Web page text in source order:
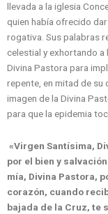
llevada a la iglesia
quien había ofrecido
rogativa. Sus palabras
celestial y exhortando a
Divina Pastora para
repente, en mitad de su
imagen de la Divina
para que la epidemia
«Virgen Santísima,
por el bien y
mía, Divina Pastora,
corazón, cuando
bajada de la Cruz, te